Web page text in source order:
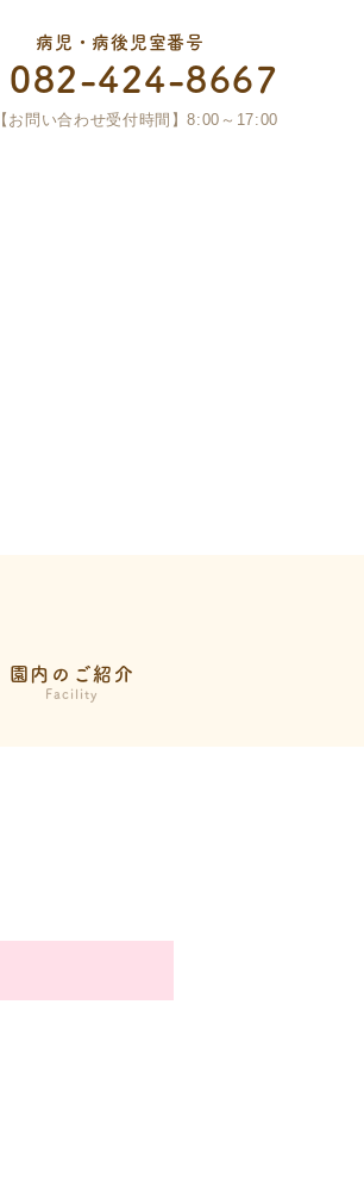
病児・病後児室番号
082-424-8667
【お問い合わせ受付時間】8:00～17:00
園内のご紹介
Facility